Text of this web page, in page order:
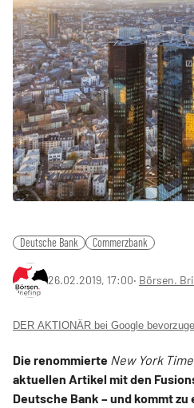
Deutsche Bank Commerzbank
26.02.2019, 17:00‧ Börsen.
DER AKTIONÄR bei Google
Die renommierte New York
aktuellen Artikel mit den
Deutsche Bank – und kommt